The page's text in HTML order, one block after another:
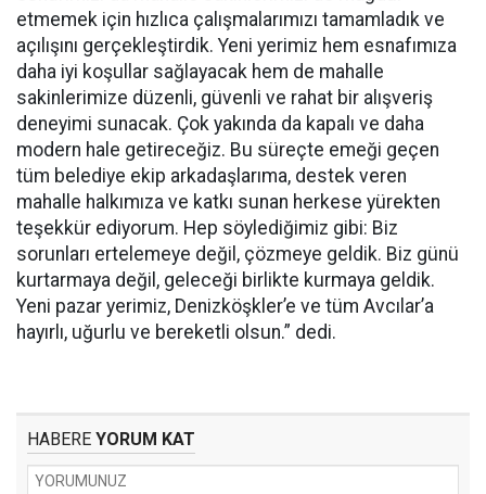
etmemek için hızlıca çalışmalarımızı tamamladık ve
açılışını gerçekleştirdik. Yeni yerimiz hem esnafımıza
daha iyi koşullar sağlayacak hem de mahalle
sakinlerimize düzenli, güvenli ve rahat bir alışveriş
deneyimi sunacak. Çok yakında da kapalı ve daha
modern hale getireceğiz. Bu süreçte emeği geçen
tüm belediye ekip arkadaşlarıma, destek veren
mahalle halkımıza ve katkı sunan herkese yürekten
teşekkür ediyorum. Hep söylediğimiz gibi: Biz
sorunları ertelemeye değil, çözmeye geldik. Biz günü
kurtarmaya değil, geleceği birlikte kurmaya geldik.
Yeni pazar yerimiz, Denizköşkler’e ve tüm Avcılar’a
hayırlı, uğurlu ve bereketli olsun.” dedi.
HABERE YORUM KAT